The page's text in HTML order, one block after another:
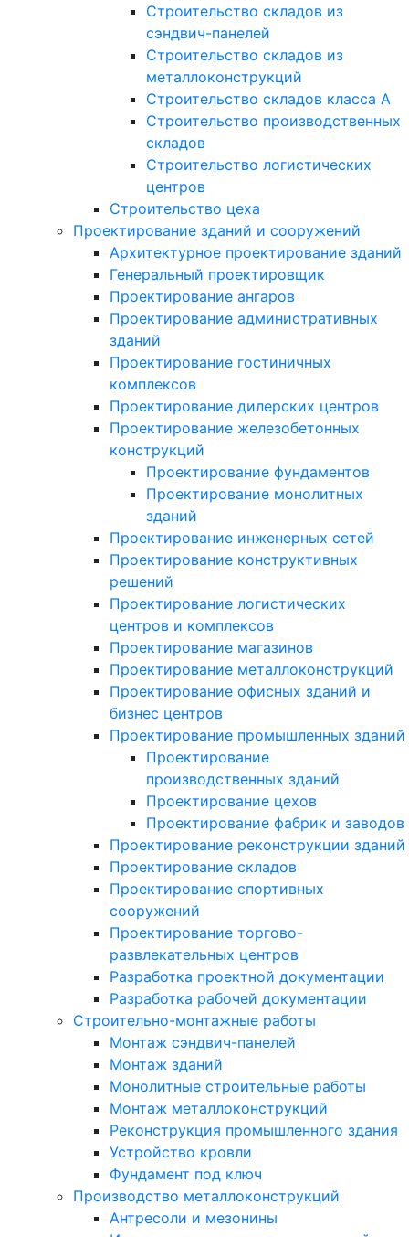
Строительство складов из
сэндвич-панелей
Строительство складов из
металлоконструкций
Строительство складов класса А
Строительство производственных
складов
Строительство логистических
центров
Строительство цеха
Проектирование зданий и сооружений
Архитектурное проектирование зданий
Генеральный проектировщик
Проектирование ангаров
Проектирование административных
зданий
Проектирование гостиничных
комплексов
Проектирование дилерских центров
Проектирование железобетонных
конструкций
Проектирование фундаментов
Проектирование монолитных
зданий
Проектирование инженерных сетей
Проектирование конструктивных
решений
Проектирование логистических
центров и комплексов
Проектирование магазинов
Проектирование металлоконструкций
Проектирование офисных зданий и
бизнес центров
Проектирование промышленных зданий
Проектирование
производственных зданий
Проектирование цехов
Проектирование фабрик и заводов
Проектирование реконструкции зданий
Проектирование складов
Проектирование спортивных
сооружений
Проектирование торгово-
развлекательных центров
Разработка проектной документации
Разработка рабочей документации
Строительно-монтажные работы
Монтаж сэндвич-панелей
Монтаж зданий
Монолитные строительные работы
Монтаж металлоконструкций
Реконструкция промышленного здания
Устройство кровли
Фундамент под ключ
Производство металлоконструкций
Антресоли и мезонины